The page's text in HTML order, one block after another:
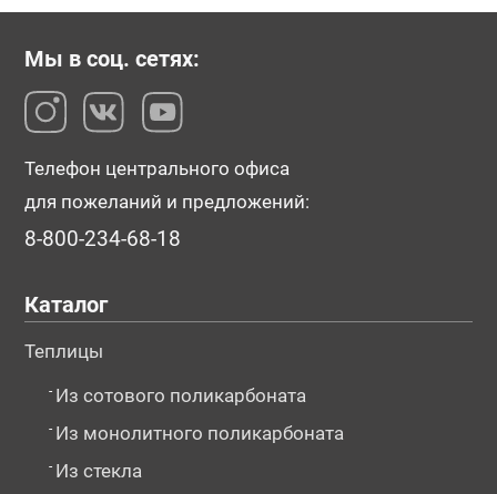
Мы в соц. сетях:
Телефон центрального офиса
для пожеланий и предложений:
8-800-234-68-18
Каталог
Теплицы
- Из сотового поликарбоната
- Из монолитного поликарбоната
- Из стекла